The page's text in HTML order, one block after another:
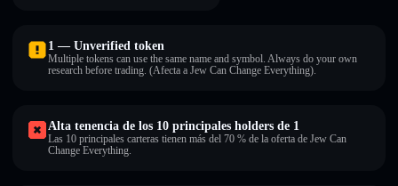
1 — Unverified token
Multiple tokens can use the same name and symbol. Always do your own
research before trading. (Afecta a Jew Can Change Everything).
Alta tenencia de los 10 principales holders de 1
Las 10 principales carteras tienen más del 70 % de la oferta de Jew Can
Change Everything.